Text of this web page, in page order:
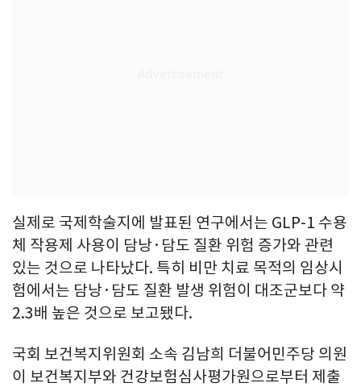
실제로 국제학술지에 발표된 연구에서는 GLP-1 수용
체 작용제 사용이 담낭·담도 질환 위험 증가와 관련
있는 것으로 나타났다. 특히 비만 치료 목적의 임상시
험에서는 담낭·담도 질환 발생 위험이 대조군보다 약
2.3배 높은 것으로 보고됐다.
국회 보건복지위원회 소속 김남희 더불어민주당 의원
이 보건복지부와 건강보험심사평가원으로부터 제출